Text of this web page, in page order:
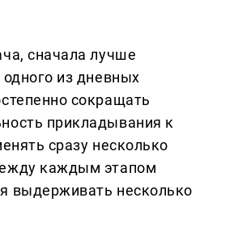
сначала лучше
одного из дневных
сокращать
прикладывания к
сразу несколько
каждым этапом
выдерживать несколько